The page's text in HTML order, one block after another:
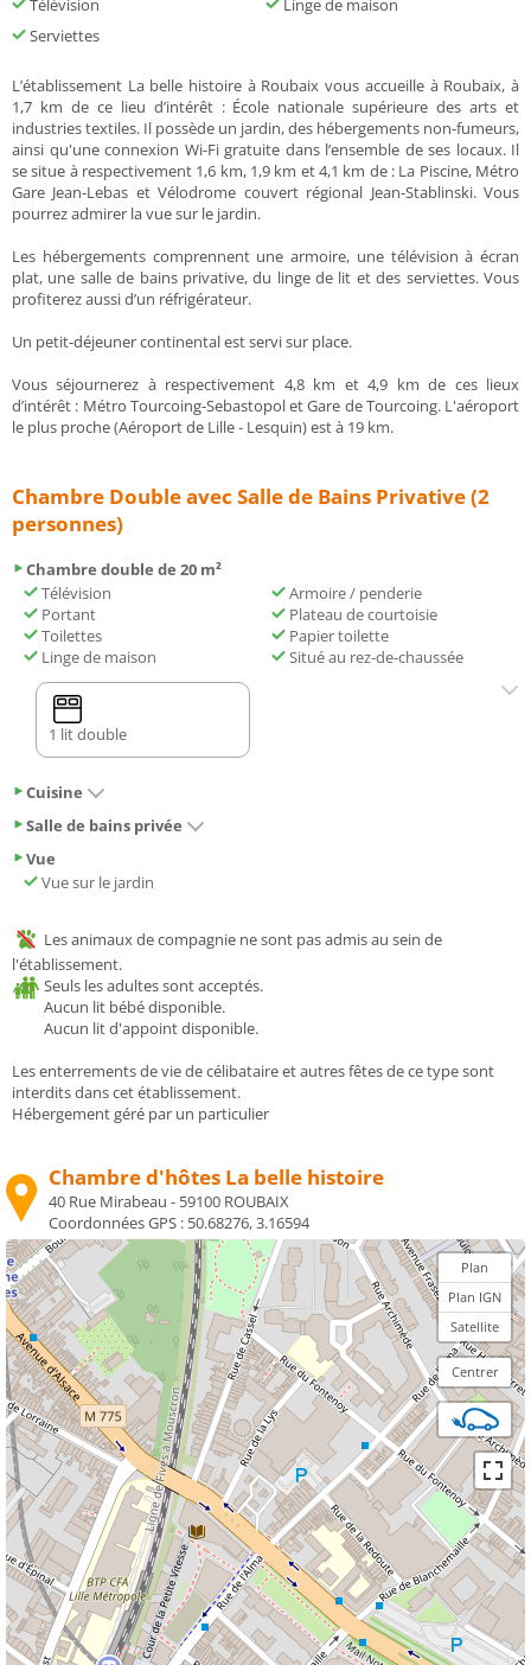
Télévision
Linge de maison
Serviettes
L’établissement La belle histoire à Roubaix vous accueille à Roubaix, à
1,7 km de ce lieu d’intérêt : École nationale supérieure des arts et
industries textiles. Il possède un jardin, des hébergements non-fumeurs,
ainsi qu'une connexion Wi-Fi gratuite dans l’ensemble de ses locaux. Il
se situe à respectivement 1,6 km, 1,9 km et 4,1 km de : La Piscine, Métro
Gare Jean-Lebas et Vélodrome couvert régional Jean-Stablinski. Vous
pourrez admirer la vue sur le jardin.
Les hébergements comprennent une armoire, une télévision à écran
plat, une salle de bains privative, du linge de lit et des serviettes. Vous
profiterez aussi d’un réfrigérateur.
Un petit-déjeuner continental est servi sur place.
Vous séjournerez à respectivement 4,8 km et 4,9 km de ces lieux
d’intérêt : Métro Tourcoing-Sebastopol et Gare de Tourcoing. L'aéroport
le plus proche (Aéroport de Lille - Lesquin) est à 19 km.
Chambre Double avec Salle de Bains Privative (2
personnes)
Chambre double de 20 m²
Télévision
Armoire / penderie
Portant
Plateau de courtoisie
Toilettes
Papier toilette
Linge de maison
Situé au rez-de-chaussée
1 lit double
Cuisine
Salle de bains privée
Vue
Vue sur le jardin
Les animaux de compagnie ne sont pas admis au sein de
l'établissement.
Seuls les adultes sont acceptés.
Aucun lit bébé disponible.
Aucun lit d'appoint disponible.
Les enterrements de vie de célibataire et autres fêtes de ce type sont
interdits dans cet établissement.
Hébergement géré par un particulier
Chambre d'hôtes La belle histoire
40 Rue Mirabeau - 59100 ROUBAIX
Coordonnées GPS : 50.68276, 3.16594
Plan
Plan IGN
Satellite
Centrer